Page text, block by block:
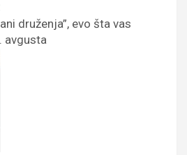
druženja”, evo šta vas
avgusta